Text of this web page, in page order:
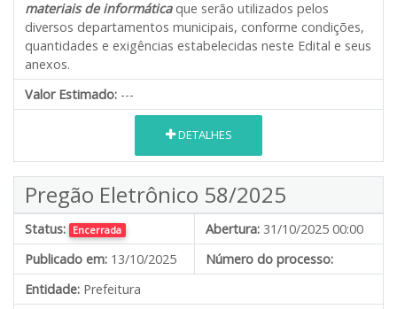
materiais de informática que serão utilizados pelos
diversos departamentos municipais, conforme condições,
quantidades e exigências estabelecidas neste Edital e seus
anexos.
Valor Estimado: ---
DETALHES
Pregão Eletrônico 58/2025
Status: Encerrada Abertura: 31/10/2025 00:00
Publicado em: 13/10/2025
Número do processo:
Entidade: Prefeitura